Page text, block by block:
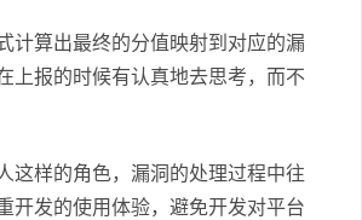
计算出最终的分值映射到对应的漏
上报的时候有认真地去思考，而不
这样的角色，漏洞的处理过程中往
开发的使用体验，避免开发对平台